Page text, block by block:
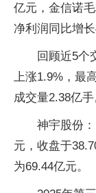
亿元，金信诺
净利润同比增长
回顾近5个
上涨1.9%，最
成交量2.38亿手
神宇股份
元，收盘于
为69.44亿元。